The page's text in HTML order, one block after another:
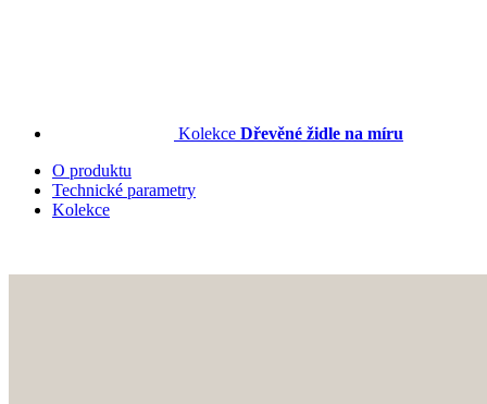
Kolekce Dřevěné židle na míru
O produktu
Technické parametry
Kolekce